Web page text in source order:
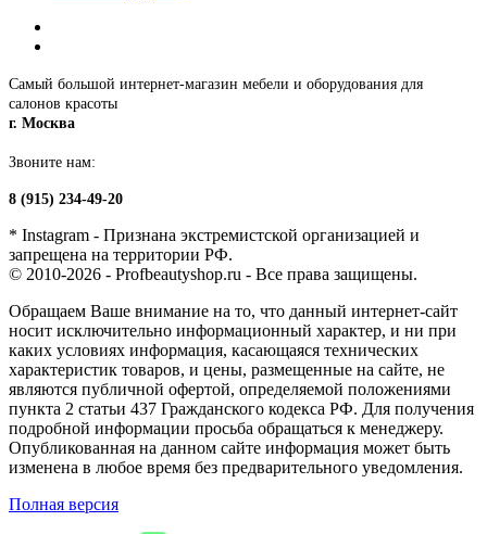
Самый большой интернет-магазин мебели и оборудования для
салонов красоты
г. Москва
Звоните нам:
8 (915) 234-49-20
* Instagram - Признана экстремистской организацией и
запрещена на территории РФ.
© 2010-2026 - Profbeautyshop.ru - Все права защищены.
Обращаем Ваше внимание на то, что данный интернет-сайт
носит исключительно информационный характер, и ни при
каких условиях информация, касающаяся технических
характеристик товаров, и цены, размещенные на сайте, не
являются публичной офертой, определяемой положениями
пункта 2 статьи 437 Гражданского кодекса РФ. Для получения
подробной информации просьба обращаться к менеджеру.
Опубликованная на данном сайте информация может быть
изменена в любое время без предварительного уведомления.
Полная версия